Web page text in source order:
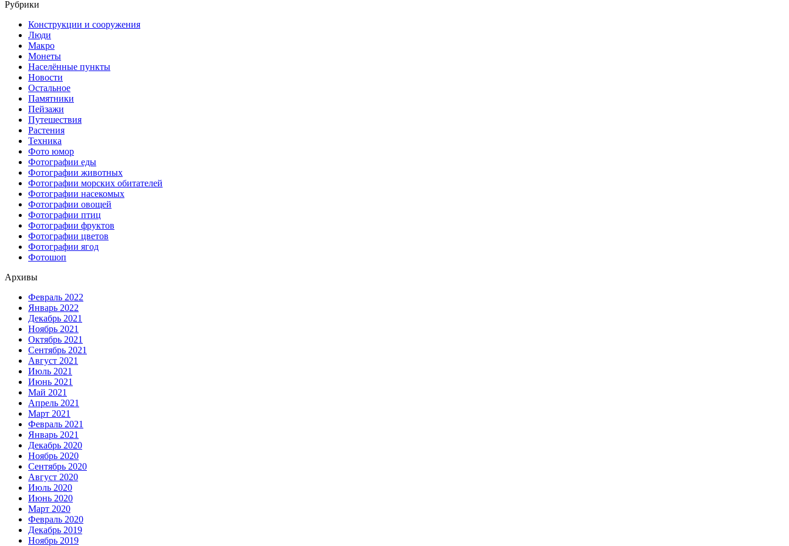
Рубрики
Конструкции и сооружения
Люди
Макро
Монеты
Населённые пункты
Новости
Остальное
Памятники
Пейзажи
Путешествия
Растения
Техника
Фото юмор
Фотографии еды
Фотографии животных
Фотографии морских обитателей
Фотографии насекомых
Фотографии овощей
Фотографии птиц
Фотографии фруктов
Фотографии цветов
Фотографии ягод
Фотошоп
Архивы
Февраль 2022
Январь 2022
Декабрь 2021
Ноябрь 2021
Октябрь 2021
Сентябрь 2021
Август 2021
Июль 2021
Июнь 2021
Май 2021
Апрель 2021
Март 2021
Февраль 2021
Январь 2021
Декабрь 2020
Ноябрь 2020
Сентябрь 2020
Август 2020
Июль 2020
Июнь 2020
Март 2020
Февраль 2020
Декабрь 2019
Ноябрь 2019